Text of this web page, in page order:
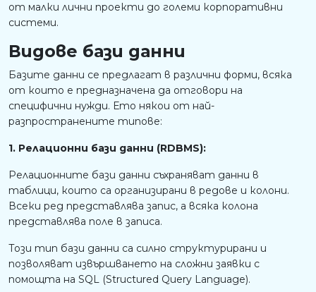
от малки лични проекти до големи корпоративни
системи.
Видове бази данни
Базите данни се предлагат в различни форми, всяка
от които е предназначена да отговори на
специфични нужди. Ето някои от най-
разпространените типове:
1. Релационни бази данни (RDBMS):
Релационните бази данни съхраняват данни в
таблици, които са организирани в редове и колони.
Всеки ред представлява запис, а всяка колона
представлява поле в записа.
Този тип бази данни са силно структурирани и
позволяват извършването на сложни заявки с
помощта на SQL (Structured Query Language).